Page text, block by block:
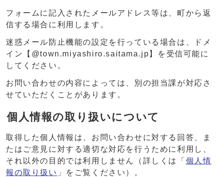
フォームに記入されたメールアドレス等は、町から返
信する場合に利用します。
迷惑メール防止機能の設定を行っている場合は、ドメ
イン【@town.miyashiro.saitama.jp】を受信可能に
してください。
お問い合わせの内容によっては、別の担当課が対応さ
せていただくことがあります。
個人情報の取り扱いについて
取得した個人情報は、お問い合わせに対する回答、ま
たはご意見に対する適切な対応を行うために利用し、
それ以外の目的では利用しません（詳しくは「 個人情
報の取り扱い 」をご覧ください）。